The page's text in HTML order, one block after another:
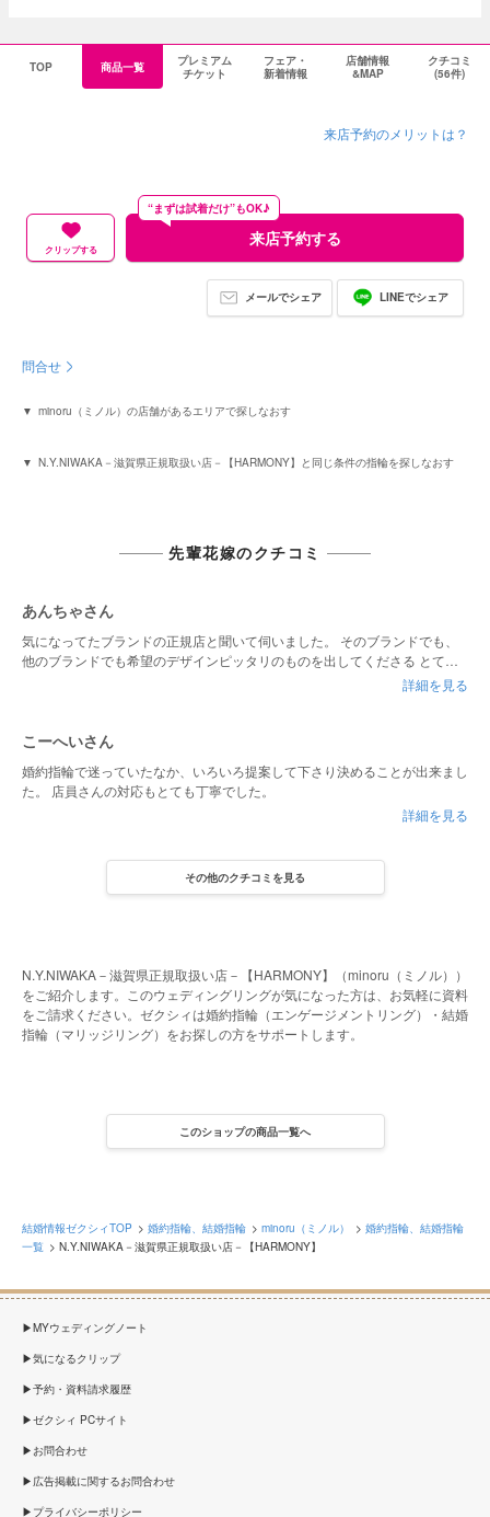
TOP 商品一覧
プレミアム
チケット
フェア・
新着情報
店舗情報
&MAP
クチコミ
(56件)
来店予約のメリットは？
クリップする
来店予約する
“まずは試着だけ”もOK♪
メールでシェア LINEでシェア
問合せ
minoru（ミノル）の店舗があるエリアで探しなおす
N.Y.NIWAKA－滋賀県正規取扱い店－【HARMONY】と同じ条件の指輪を探しなおす
先輩花嫁のクチコミ
あんちゃさん
気になってたブランドの正規店と聞いて伺いました。 そのブランドでも、
他のブランドでも希望のデザインピッタリのものを出してくださる とても
知識豊富なスタッフさんがいらっしゃる所です。 いろんなものを見比べて
詳細を見る
こーへいさん
婚約指輪で迷っていたなか、いろいろ提案して下さり決めることが出来まし
た。 店員さんの対応もとても丁寧でした。
詳細を見る
その他のクチコミを見る
N.Y.NIWAKA－滋賀県正規取扱い店－【HARMONY】（minoru（ミノル））
をご紹介します。このウェディングリングが気になった方は、お気軽に資料
をご請求ください。ゼクシィは婚約指輪（エンゲージメントリング）・結婚
指輪（マリッジリング）をお探しの方をサポートします。
このショップの商品一覧へ
結婚情報ゼクシィTOP 婚約指輪、結婚指輪 minoru（ミノル）
婚約指輪、結婚指輪
一覧
N.Y.NIWAKA－滋賀県正規取扱い店－【HARMONY】
MYウェディングノート
気になるクリップ
予約・資料請求履歴
ゼクシィ PCサイト
お問合わせ
広告掲載に関するお問合わせ
プライバシーポリシー